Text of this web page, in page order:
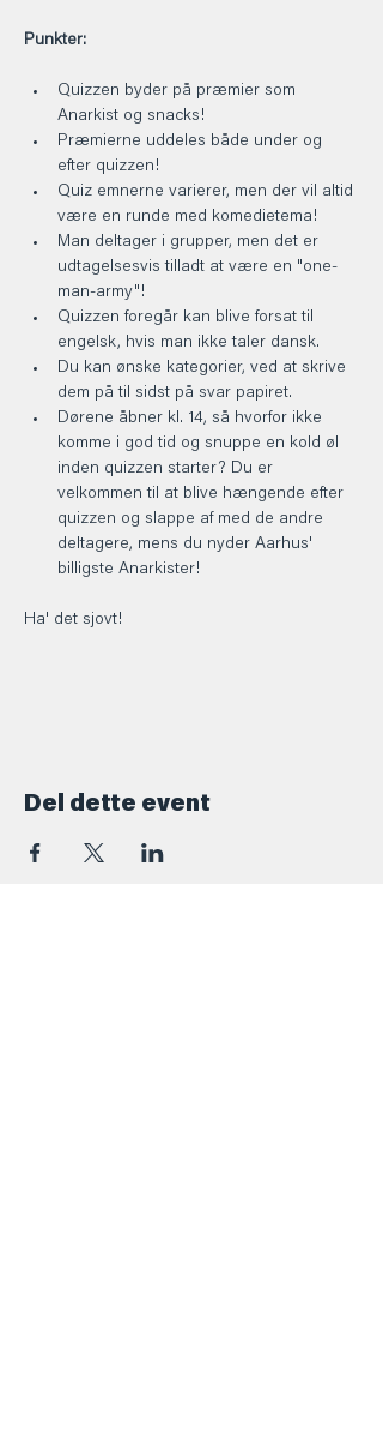
Punkter:
Quizzen byder på præmier som
Anarkist og snacks!
Præmierne uddeles både under og
efter quizzen!
Quiz emnerne varierer, men der vil altid
være en runde med komedietema!
Man deltager i grupper, men det er
udtagelsesvis tilladt at være en "one-
man-army"!
Quizzen foregår kan blive forsat til
engelsk, hvis man ikke taler dansk.
Du kan ønske kategorier, ved at skrive
dem på til sidst på svar papiret.
Dørene åbner kl. 14, så hvorfor ikke
komme i god tid og snuppe en kold øl
inden quizzen starter? Du er
velkommen til at blive hængende efter
quizzen og slappe af med de andre
deltagere, mens du nyder Aarhus'
billigste Anarkister!
Ha' det sjovt!
Del dette event